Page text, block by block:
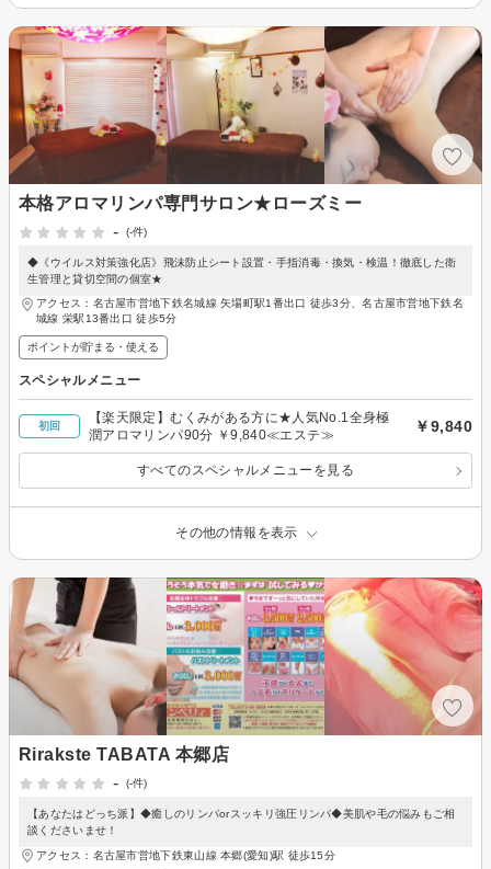
本格アロマリンパ専門サロン★ローズミー
-
(-件)
◆《ウイルス対策強化店》飛沫防止シート設置・手指消毒・換気・検温！徹底した衛
生管理と貸切空間の個室★
アクセス：名古屋市営地下鉄名城線 矢場町駅1番出口 徒歩3分、名古屋市営地下鉄名
城線 栄駅13番出口 徒歩5分
ポイントが貯まる・使える
スペシャルメニュー
初回
【楽天限定】むくみがある方に★人気No.1全身極
潤アロマリンパ90分 ￥9,840≪エステ≫
￥9,840
すべてのスペシャルメニューを見る
その他の情報を表示
Rirakste TABATA 本郷店
-
(-件)
【あなたはどっち派】◆癒しのリンパorスッキリ強圧リンパ◆美肌や毛の悩みもご相
談くださいませ！
アクセス：名古屋市営地下鉄東山線 本郷(愛知)駅 徒歩15分